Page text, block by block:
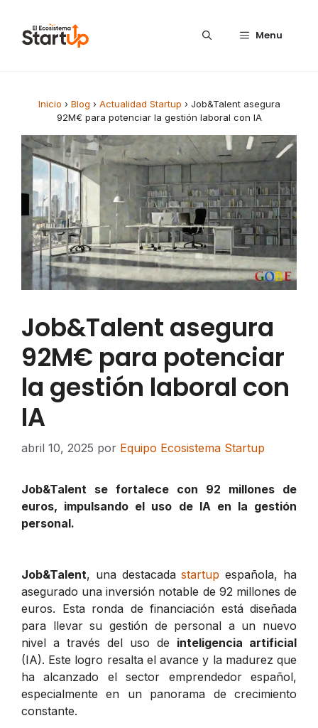
Menu
Inicio › Blog › Actualidad Startup › Job&Talent asegura
92M€ para potenciar la gestión laboral con IA
Job&Talent asegura
92M€ para potenciar
la gestión laboral con
IA
abril 10, 2025 por Equipo Ecosistema Startup
Job&Talent se fortalece con 92 millones de
euros, impulsando el uso de IA en la gestión
personal.
Job&Talent, una destacadastartup española, ha
asegurado una inversión notable de 92 millones de
euros. Esta ronda de financiación está diseñada
para llevar su gestión de personal a un nuevo
nivel a través del uso de inteligencia artificial
(IA). Este logro resalta el avance y la madurez que
ha alcanzado el sector emprendedor español,
especialmente en un panorama de crecimiento
constante.